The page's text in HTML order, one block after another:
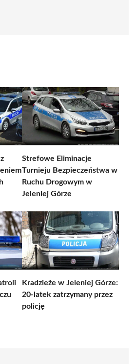
Strefowe Eliminacje
Turnieju Bezpieczeństwa w
Ruchu Drogowym w
Jeleniej Górze
Kradzieże w Jeleniej Górze:
20-latek zatrzymany przez
policję